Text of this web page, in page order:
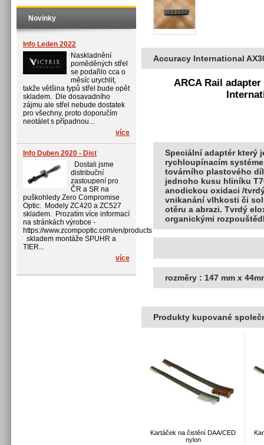
Novinky
Info Leden 2022
Naskladnění
poměděných střel
se podařilo cca o
měsíc urychlit,
takže většina typů střel bude opět
skladem. Dle dosavadního
zájmu ale střel nebude dostatek
pro všechny, proto doporučím
neotálet s případnou...
více
Info Duben 2020 - Dist
Dostali jsme
distribuční
zastoupení pro
ČR a SR na
puškohledy Zero Compromise
Optic. Modely ZC420 a ZC527
skladem. Prozatím více informací
na stránkách výrobce -
https://www.zcompoptic.com/en/products
skladem montáže SPUHR a
TIER...
více
Accuracy International
ARCA Rail
Speciální adaptér který
rychloupínacím
továrního plastového
jednoho kusu hliníku
anodickou oxidaci /
vnikanání vlhkosti či
otěru a abrazi. Tvrdý
organickými
rozměry : 147 mm x
Produkty kupované
Kartáček na čistění DAA/CED
nylon